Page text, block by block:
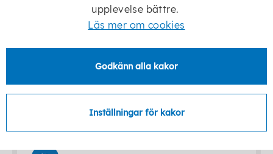
upplevelse bättre.
Läs mer om cookies
Godkänn alla kakor
Inställningar för kakor